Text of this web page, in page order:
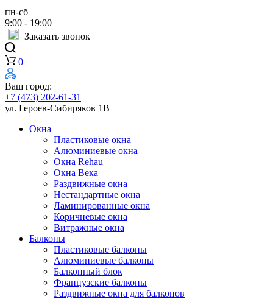
пн-сб
9:00 - 19:00
Заказать звонок
0
Ваш город:
+7 (473) 202-61-31
ул. Героев-Сибиряков 1В
Окна
Пластиковые окна
Алюминиевые окна
Окна Rehau
Окна Века
Раздвижные окна
Нестандартные окна
Ламинированные окна
Коричневые окна
Витражные окна
Балконы
Пластиковые балконы
Алюминиевые балконы
Балконный блок
Французские балконы
Раздвижные окна для балконов